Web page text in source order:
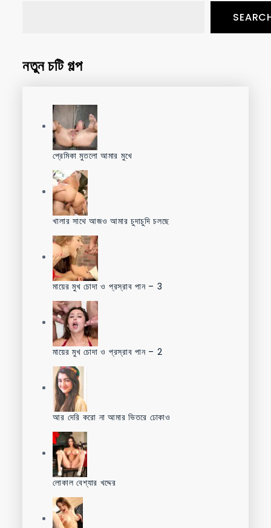
নতুন চটি গল্প
প্রেমিকা মুতলো আমার মুখে
খালার সাথে আজও আমার চুদাচুদি চলছে
মায়ের মুখ চোদা ও প্রস্রাব পান – 3
মায়ের মুখ চোদা ও প্রস্রাব পান – 2
আর দেরি করো না আমার ভিতরে ঢোকাও
লোকাল বেশ্যার খদ্দের